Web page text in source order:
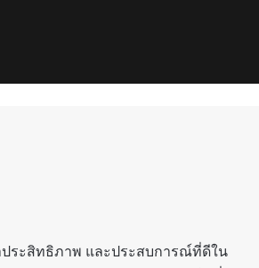
ระสิทธิภาพ และประสบการณ์ที่ดีใน